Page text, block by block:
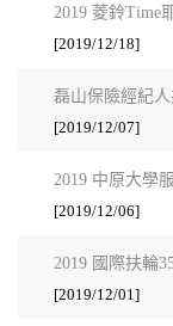
2019 菱鈴Time
[2019/12/18]
磊山保險經紀
[2019/12/07]
2019 中原大學
[2019/12/06]
2019 國際扶輪
[2019/12/01]